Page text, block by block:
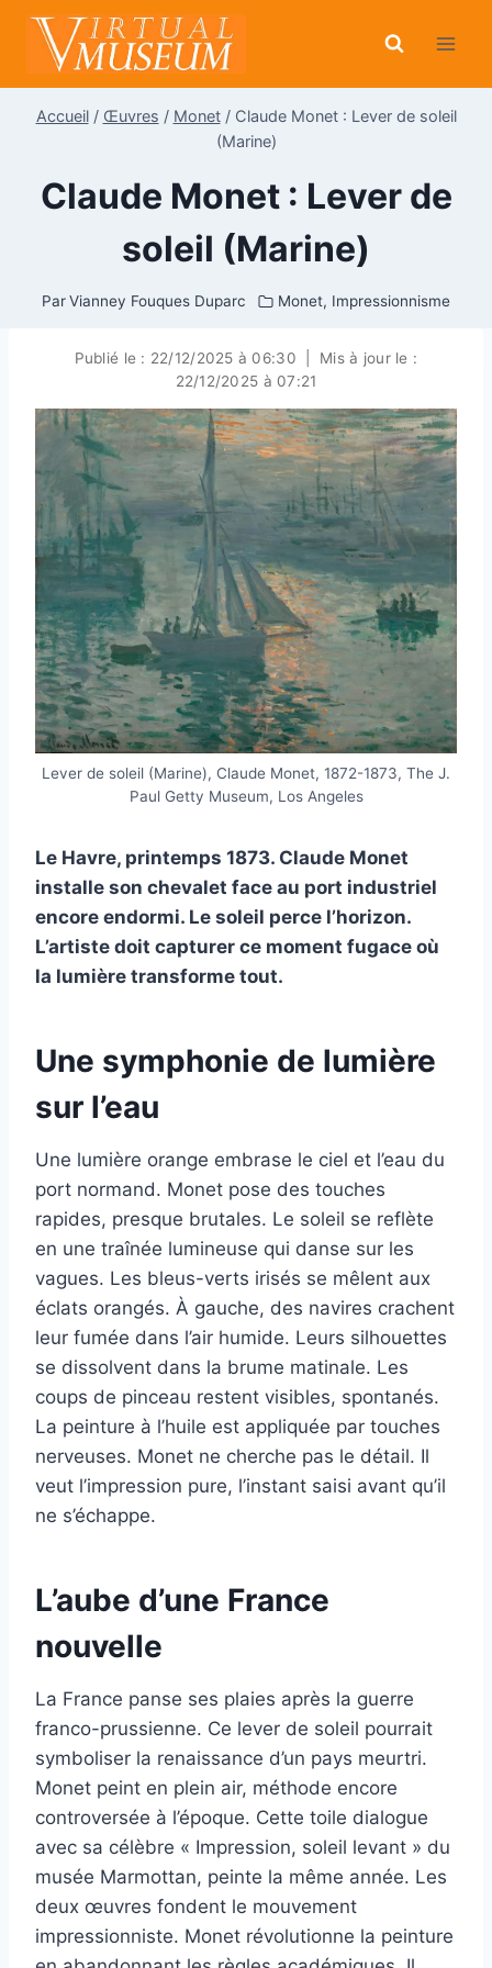
Aller
contenu
Accueil / Œuvres / Monet / Claude Monet : Lever de soleil
(Marine)
Claude Monet : Lever de
soleil (Marine)
Par Vianney Fouques Duparc Monet, Impressionnisme
Publié le : 22/12/2025 à 06:30
Mis à jour le :
22/12/2025 à 07:21
Lever de soleil (Marine), Claude Monet, 1872-1873, The J.
Paul Getty Museum, Los Angeles
Le Havre, printemps 1873. Claude Monet
installe son chevalet face au port industriel
encore endormi. Le soleil perce l’horizon.
L’artiste doit capturer ce moment fugace où
la lumière transforme tout.
Une symphonie de lumière
sur l’eau
Une lumière orange embrase le ciel et l’eau du
port normand. Monet pose des touches
rapides, presque brutales. Le soleil se reflète
en une traînée lumineuse qui danse sur les
vagues. Les bleus-verts irisés se mêlent aux
éclats orangés. À gauche, des navires crachent
leur fumée dans l’air humide. Leurs silhouettes
se dissolvent dans la brume matinale. Les
coups de pinceau restent visibles, spontanés.
La peinture à l’huile est appliquée par touches
nerveuses. Monet ne cherche pas le détail. Il
veut l’impression pure, l’instant saisi avant qu’il
ne s’échappe.
L’aube d’une France
nouvelle
La France panse ses plaies après la guerre
franco-prussienne. Ce lever de soleil pourrait
symboliser la renaissance d’un pays meurtri.
Monet peint en plein air, méthode encore
controversée à l’époque. Cette toile dialogue
avec sa célèbre « Impression, soleil levant » du
musée Marmottan, peinte la même année. Les
deux œuvres fondent le mouvement
impressionniste. Monet révolutionne la peinture